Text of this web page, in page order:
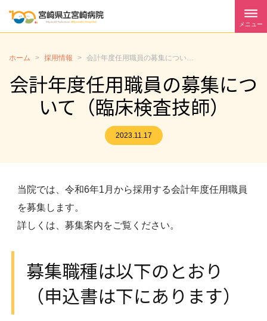
メニュー
ホーム > 採用情報 > 会計年度任用職員の募集について（臨床検査技師）
会計年度任用職員の募集につ
いて（臨床検査技師）
2023.11.17
当院では、令和6年1月から採用する会計年度任用職員
を募集します。
詳しくは、募集案内をご覧ください。
募集職種は以下のとおり
（申込書は下にあります）